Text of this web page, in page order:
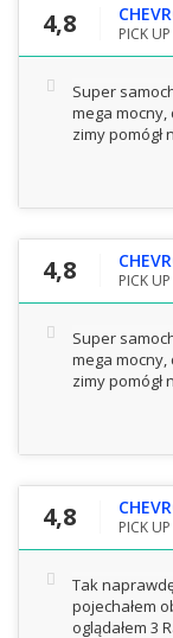
4,8 PICK
Super
mega
zimy pomógł
4,8 PICK
Super
mega
zimy pomógł
4,8 PICK
Tak
pojechałem
oglądałem 3